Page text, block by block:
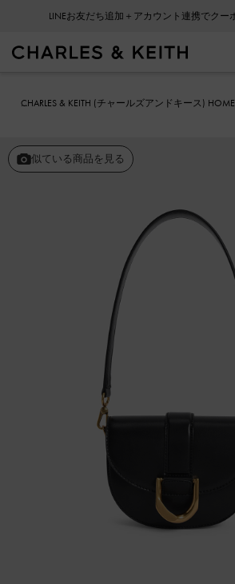
CHARLES & KEITH (チャールズアンドキース) HOME
似ている商品を見る